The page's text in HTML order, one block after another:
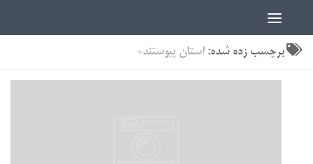
برچسب زده شده:استان پیوستند+